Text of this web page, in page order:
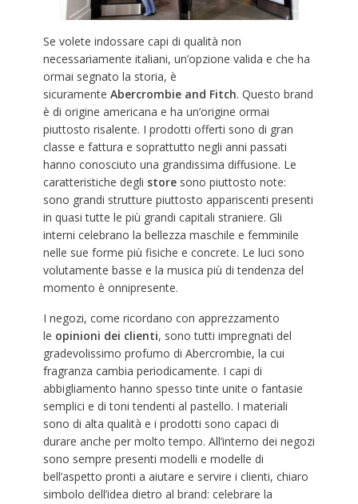
Se volete indossare capi di qualità non
necessariamente italiani, un’opzione valida e che ha
ormai segnato la storia, è
sicuramente Abercrombie and Fitch. Questo brand
è di origine americana e ha un’origine ormai
piuttosto risalente. I prodotti offerti sono di gran
classe e fattura e soprattutto negli anni passati
hanno conosciuto una grandissima diffusione. Le
caratteristiche degli store sono piuttosto note:
sono grandi strutture piuttosto appariscenti presenti
in quasi tutte le più grandi capitali straniere. Gli
interni celebrano la bellezza maschile e femminile
nelle sue forme più fisiche e concrete. Le luci sono
volutamente basse e la musica più di tendenza del
momento è onnipresente.
I negozi, come ricordano con apprezzamento
le opinioni dei clienti, sono tutti impregnati del
gradevolissimo profumo di Abercrombie, la cui
fragranza cambia periodicamente. I capi di
abbigliamento hanno spesso tinte unite o fantasie
semplici e di toni tendenti al pastello. I materiali
sono di alta qualità e i prodotti sono capaci di
durare anche per molto tempo. All’interno dei negozi
sono sempre presenti modelli e modelle di
bell’aspetto pronti a aiutare e servire i clienti, chiaro
simbolo dell’idea dietro al brand: celebrare la